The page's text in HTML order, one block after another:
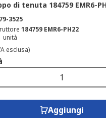
di tenuta 184759 EMR6-
3525
184759 EMR6-PH22
unità
esclusa)
Aggiungi